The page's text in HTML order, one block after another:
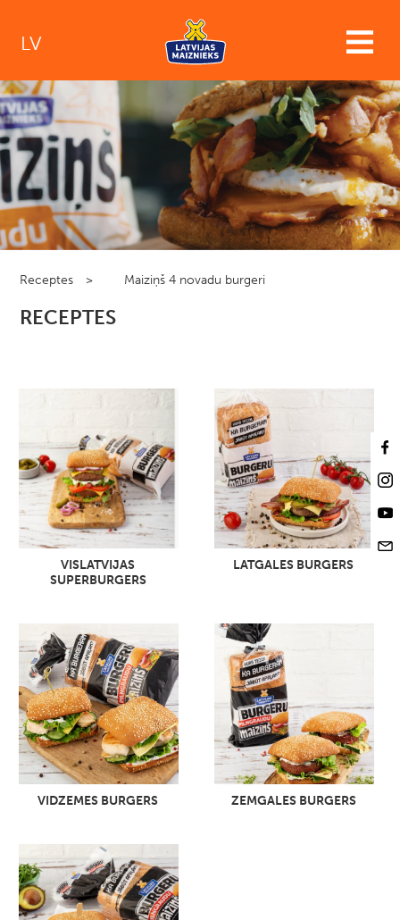
LV
Receptes > Maiziņš 4 novadu burgeri
RECEPTES
VISLATVIJAS
SUPERBURGERS
LATGALES BURGERS
VIDZEMES BURGERS ZEMGALES BURGERS